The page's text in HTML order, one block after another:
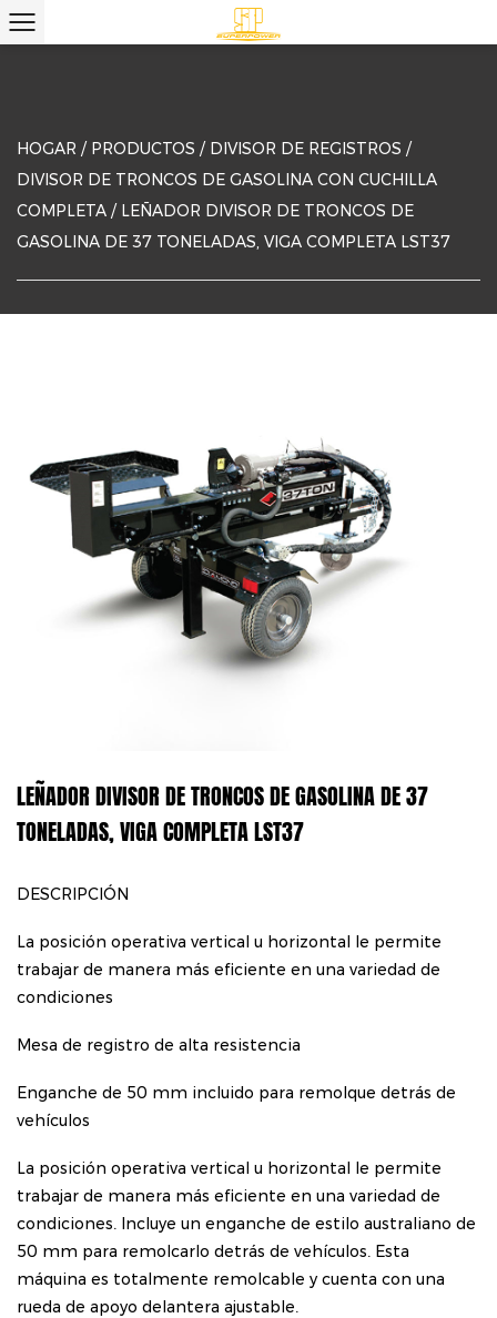
HOGAR / PRODUCTOS / DIVISOR DE REGISTROS /
DIVISOR DE TRONCOS DE GASOLINA CON CUCHILLA
COMPLETA / LEÑADOR DIVISOR DE TRONCOS DE
GASOLINA DE 37 TONELADAS, VIGA COMPLETA LST37
LEÑADOR DIVISOR DE TRONCOS DE GASOLINA DE 37
TONELADAS, VIGA COMPLETA LST37
DESCRIPCIÓN
La posición operativa vertical u horizontal le permite
trabajar de manera más eficiente en una variedad de
condiciones
Mesa de registro de alta resistencia
Enganche de 50 mm incluido para remolque detrás de
vehículos
La posición operativa vertical u horizontal le permite
trabajar de manera más eficiente en una variedad de
condiciones. Incluye un enganche de estilo australiano de
50 mm para remolcarlo detrás de vehículos. Esta
máquina es totalmente remolcable y cuenta con una
rueda de apoyo delantera ajustable.